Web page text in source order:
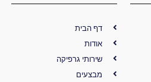
דף הבית
אודות
שירותי גרפיקה
מבצעים